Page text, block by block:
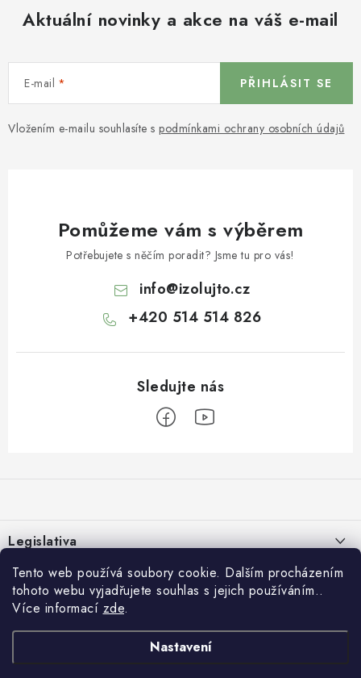
Tento web používá soubory cookie. Dalším procházením
tohoto webu vyjadřujete souhlas s jejich používáním..
Více informací zde.
Nastavení
Aktuální novinky a akce na váš e-mail
E-mail
Vložením e-mailu souhlasíte s podmínkami ochrany osobních údajů
PŘIHLÁSIT SE
Pomůžeme vám s výběrem
Potřebujete s něčím poradit? Jsme tu pro vás!
info@izolujto.cz
+420 514 514 826
a
tLegislativa
Zásady používání cookies
Zpracování osobních údajů
Obchodní podmínky
Formulář pro odstoupení od smlouvy
E-shop
O nás